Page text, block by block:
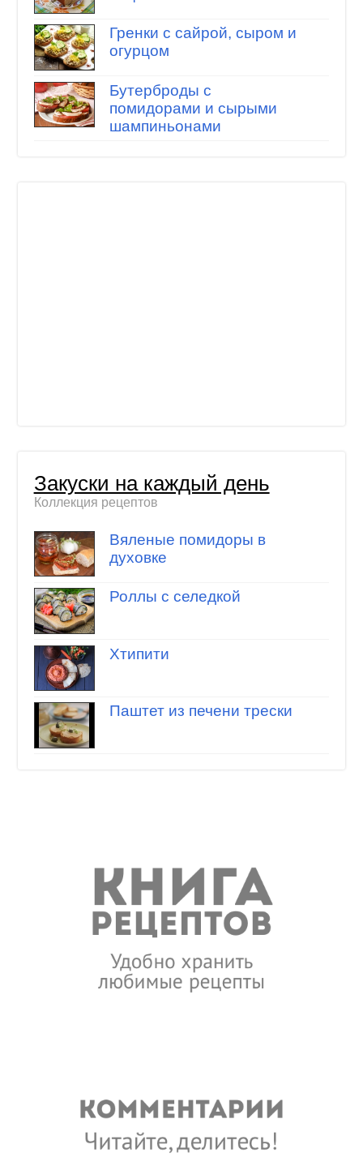
Гренки с сайрой, сыром и
огурцом
Бутерброды с
помидорами и сырыми
шампиньонами
Закуски на каждый день
Коллекция рецептов
Вяленые помидоры в
духовке
Роллы с селедкой
Хтипити
Паштет из печени трески